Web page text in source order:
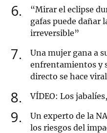
6
“Mirar el eclipse
gafas puede dañar
irreversible”
7
Una mujer gana a
enfrentamientos y
directo se hace viral
8 VÍDEO: Los
9
Un experto de la
los riesgos del